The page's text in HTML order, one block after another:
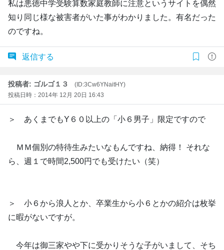
私は悪徳中学受験算数家庭教師に注意というサイトを偶然
知り同じ様な被害者がいた事がわかりました。有名だった
のですね。
返信する
投稿者: ゴルゴ１３
(ID:3Cw6YNaitHY)
投稿日時：2014年 12月 20日 16:43
＞ あくまでもY６０以上の「小６男子」限定ですので
ＭＭ個別の特待生みたいなもんですね、納得！ それな
ら、週１で時間2,500円でも受けたい（笑）
＞ 小６から浪人とか、卒業生から小６とかの紹介は枚挙
に暇がないですが。
今年は御三家やや下に受かりそうな子がいまして、そち